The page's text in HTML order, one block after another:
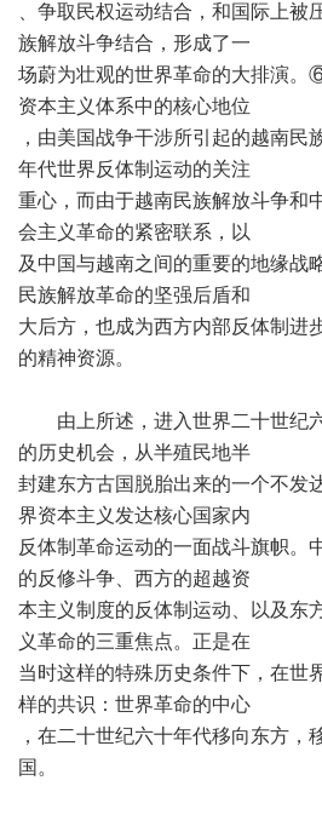
、争取民权运动结合，和国际上被
族解放斗争结合，形成了一
场蔚为壮观的世界革命的大排演。
资本主义体系中的核心地位
，由美国战争干涉所引起的越南民
年代世界反体制运动的关注
重心，而由于越南民族解放斗争和
会主义革命的紧密联系，以
及中国与越南之间的重要的地缘战
民族解放革命的坚强后盾和
大后方，也成为西方内部反体制进
的精神资源。
由上所述，进入世界二十世纪
的历史机会，从半殖民地半
封建东方古国脱胎出来的一个不发
界资本主义发达核心国家内
反体制革命运动的一面战斗旗帜。
的反修斗争、西方的超越资
本主义制度的反体制运动、以及东
义革命的三重焦点。正是在
当时这样的特殊历史条件下，在世
样的共识：世界革命的中心
，在二十世纪六十年代移向东方，
国。